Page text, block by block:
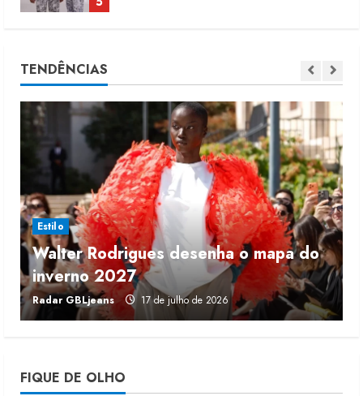
2
3
Renata Caixeta assume Movimento
Sou de Algodão
5 de agosto de 2026
4
Fakini prevê R$345 milhões de
receita em 2026
4 de agosto de 2026
Projeto testa passaporte digital na
moda nacional
TENDÊNCIAS
Estilo
Walter Rodrigues desenha o mapa do
inverno 2027
Radar GBLjeans 17 de julho de 2026
FIQUE DE OLHO